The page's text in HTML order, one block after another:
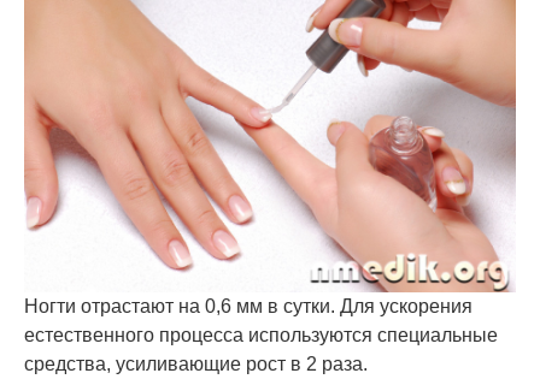
Ногти отрастают на 0,6 мм в сутки. Для ускорения
естественного процесса используются специальные
средства, усиливающие рост в 2 раза.